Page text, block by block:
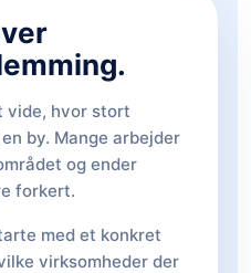
hvor stort
by. Mange arbejder
og ender
forkert.
med et konkret
virksomheder der